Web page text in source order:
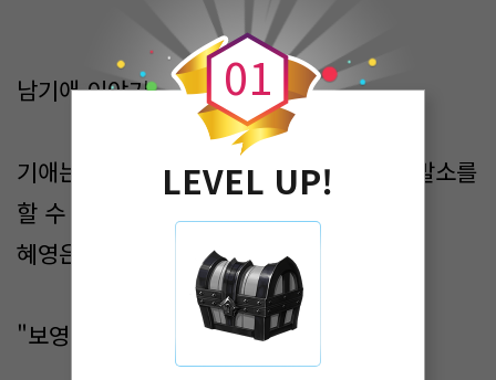
남기애 이야기
기애는 혜영의 배려 덕분에 집 근처에서 이발소를
할 수 있었다
혜영은 보영을 본다
"보영아"
0
0
1
LEVEL UP!